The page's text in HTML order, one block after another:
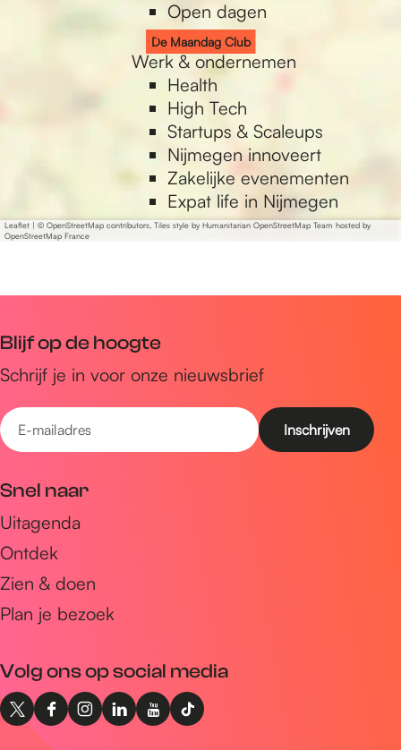
Open dagen
Werk & ondernemen
Health
High Tech
Startups & Scaleups
Nijmegen innoveert
Zakelijke evenementen
Expat life in Nijmegen
De Maandag Club
Leaflet | © OpenStreetMap contributors, Tiles style by Humanitarian OpenStreetMap Team hosted by
OpenStreetMap France
Blijf op de hoogte
Schrijf je in voor onze nieuwsbrief
E
-
a
i
l
a
d
e
Snel naar
Uitagenda
Ontdek
Zien & doen
Plan je bezoek
Volg ons op social media
X
F
a
I
L
Y
T